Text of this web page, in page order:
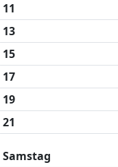
11
13
15
17
19
21
Samstag